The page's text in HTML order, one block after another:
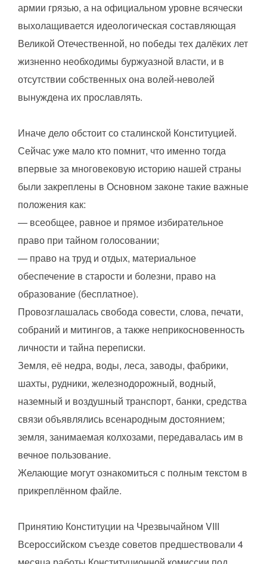
армии грязью, а на официальном уровне всячески
выхолащивается идеологическая составляющая
Великой Отечественной, но победы тех далёких лет
жизненно необходимы буржуазной власти, и в
отсутствии собственных она волей-неволей
вынуждена их прославлять.
Иначе дело обстоит со сталинской Конституцией.
Сейчас уже мало кто помнит, что именно тогда
впервые за многовековую историю нашей страны
были закреплены в Основном законе такие важные
положения как:
— всеобщее, равное и прямое избирательное
право при тайном голосовании;
— право на труд и отдых, материальное
обеспечение в старости и болезни, право на
образование (бесплатное).
Провозглашалась свобода совести, слова, печати,
собраний и митингов, а также неприкосновенность
личности и тайна переписки.
Земля, её недра, воды, леса, заводы, фабрики,
шахты, рудники, железнодорожный, водный,
наземный и воздушный транспорт, банки, средства
связи объявлялись всенародным достоянием;
земля, занимаемая колхозами, передавалась им в
вечное пользование.
Желающие могут ознакомиться с полным текстом в
прикреплённом файле.
Принятию Конституции на Чрезвычайном VIII
Всероссийском съезде советов предшествовали 4